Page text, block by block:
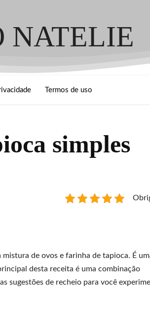
NATELIE
Termos de uso
simples
de ovos e farinha de tapioca. É
desta receita é uma combinação
sugestões de recheio para você